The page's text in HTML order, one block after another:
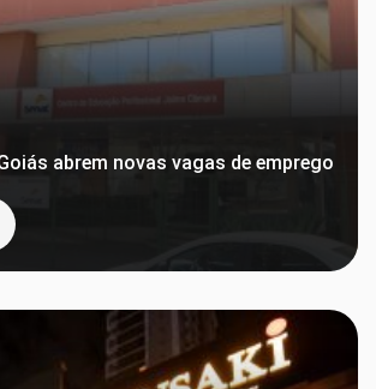
abrem novas vagas de emprego